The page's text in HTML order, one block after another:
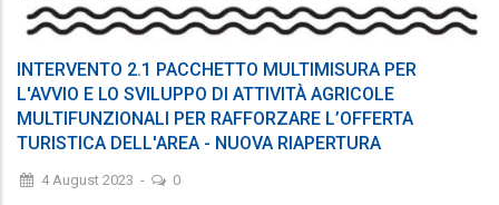
INTERVENTO 2.1 PACCHETTO MULTIMISURA PER
L'AVVIO E LO SVILUPPO DI ATTIVITÀ AGRICOLE
MULTIFUNZIONALI PER RAFFORZARE L’OFFERTA
TURISTICA DELL'AREA - NUOVA RIAPERTURA
4 August 2023 - 0